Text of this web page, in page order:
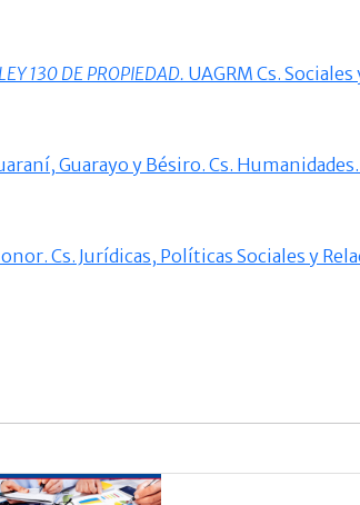
130 DE PROPIEDAD. UAGRM Cs.
Guarayo y Bésiro. Cs.
Cs. Jurídicas, Políticas Sociales y